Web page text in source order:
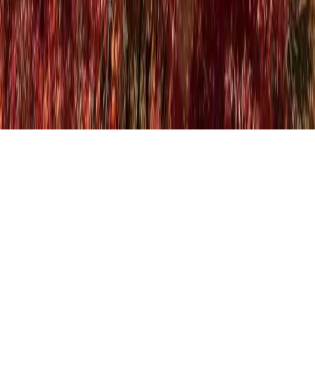
Gizlilik Politikası
KVKK Aydınlatma Metni
©2026 Antonina Turizm · Belge No 4011. Tüm hakları saklıdır.